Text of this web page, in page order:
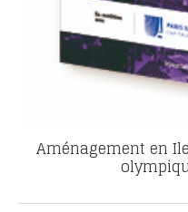
Aménagement en